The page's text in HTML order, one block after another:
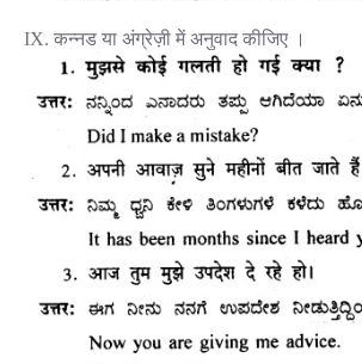
IX. कन्नड या अंग्रेज़ी में अनुवाद कीजिए ।